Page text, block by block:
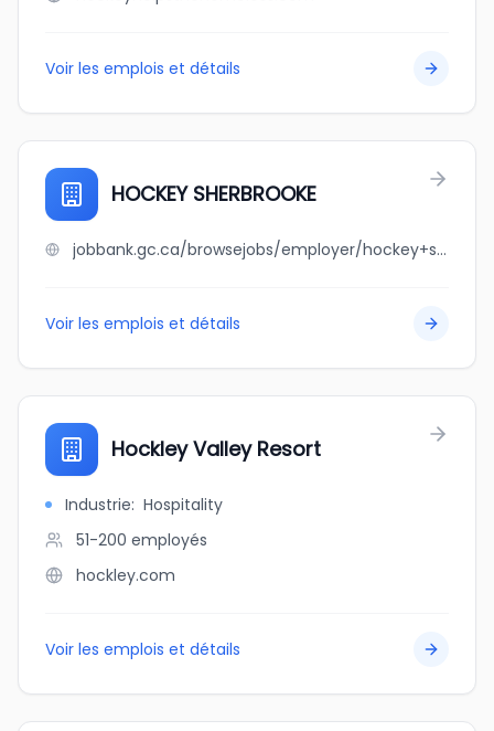
Voir les emplois et détails
HOCKEY SHERBROOKE
jobbank.gc.ca/browsejobs/employer/hockey+sherbrooke/ca
Voir les emplois et détails
Hockley Valley Resort
Industrie: Hospitality
51-200 employés
hockley.com
Voir les emplois et détails